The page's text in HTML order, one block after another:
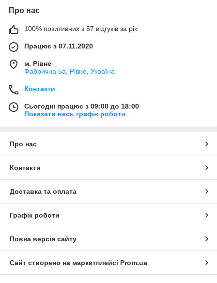
Про нас
100% позитивних з 57 відгуків за рік
Працює з 07.11.2020
м. Рівне
Фабрична 5а, Рівне, Україна
Контакти
Сьогодні працює з 09:00 до 18:00
Показати весь графік роботи
Про нас
Контакти
Доставка та оплата
Графік роботи
Повна версія сайту
Сайт створено на маркетплейсі Prom.ua